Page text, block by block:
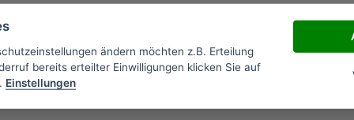
ändern möchten z.B. Erteilung
bereits erteilter Einwilligungen klicken Sie auf
Einstellungen